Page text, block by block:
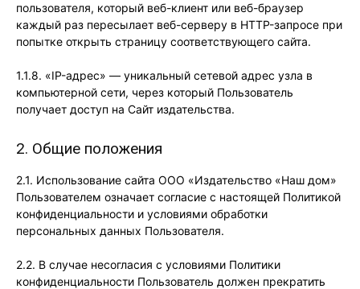
пользователя, который веб-клиент или веб-браузер
каждый раз пересылает веб-серверу в HTTP-запросе при
попытке открыть страницу соответствующего сайта.
1.1.8. «IP-адрес» — уникальный сетевой адрес узла в
компьютерной сети, через который Пользователь
получает доступ на Сайт издательства.
2. Общие положения
2.1. Использование сайта ООО «Издательство «Наш дом»
Пользователем означает согласие с настоящей Политикой
конфиденциальности и условиями обработки
персональных данных Пользователя.
2.2. В случае несогласия с условиями Политики
конфиденциальности Пользователь должен прекратить